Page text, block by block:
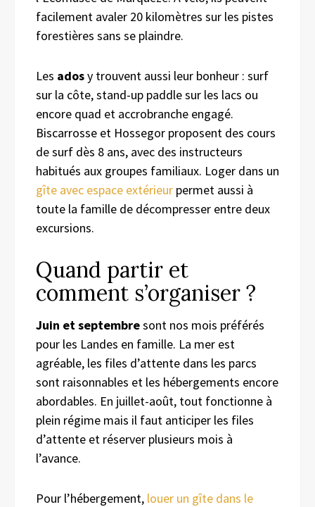
facilement avaler 20 kilomètres sur les pistes
forestières sans se plaindre.
Les adosy trouvent aussi leur bonheur : surf
sur la côte, stand-up paddle sur les lacs ou
encore quad et accrobranche engagé.
Biscarrosse et Hossegor proposent des cours
de surf dès 8 ans, avec des instructeurs
habitués aux groupes familiaux. Loger dans un
gîte avec espace extérieur permet aussi à
toute la famille de décompresser entre deux
excursions.
Quand partir et
comment s’organiser ?
Juin et septembresont nos mois préférés
pour les Landes en famille. La mer est
agréable, les files d’attente dans les parcs
sont raisonnables et les hébergements encore
abordables. En juillet-août, tout fonctionne à
plein régime mais il faut anticiper les files
d’attente et réserver plusieurs mois à
l’avance.
Pour l’hébergement, louer un gîte dans le